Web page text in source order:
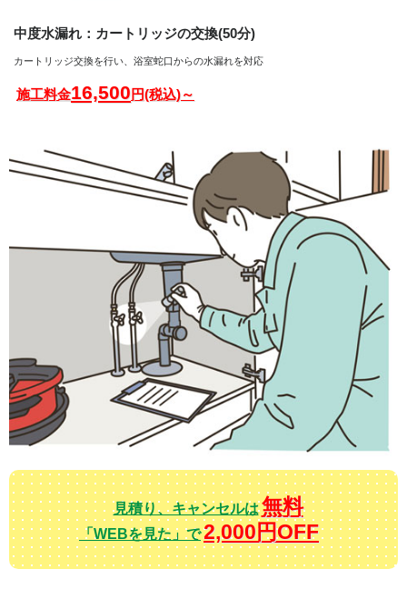
中度水漏れ：カートリッジの交換(50分)
カートリッジ交換を行い、浴室蛇口からの水漏れを対応
施工料金16,500円(税込)～
見積り、キャンセルは無料
「WEBを見た」で2,000円OFF